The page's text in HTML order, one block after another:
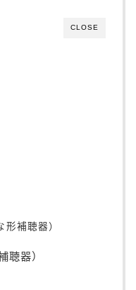
CLOSE
形補聴器）
聴器）